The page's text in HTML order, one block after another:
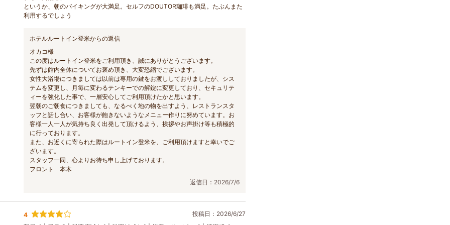
というか、朝のバイキングが大満足。セルフのDOUTOR珈琲も満足。たぶんまた
利用するでしょう
ホテルルートイン登米からの返信
オカコ様
この度はルートイン登米をご利用頂き、誠にありがとうございます。
先ずは館内全体についてお褒め頂き、大変恐縮でございます。
女性大浴場につきましては以前は専用の鍵をお渡ししておりましたが、シス
テムを変更し、月毎に変わるテンキーでの解錠に変更しており、セキュリテ
ィーを強化した事で、一層安心してご利用頂けたかと思います。
翌朝のご朝食につきましても、なるべく地の物を出すよう、レストランスタ
ッフと話し合い、お客様が飽きないようなメニュー作りに努めています。お
客様一人一人が気持ち良く出発して頂けるよう、挨拶やお声掛け等も積極的
に行っております。
また、お近くに寄られた際はルートイン登米を、ご利用頂けますと幸いでご
ざいます。
スタッフ一同、心よりお待ち申し上げております。
フロント 本木
返信日：2026/7/6
4
投稿日：2026/6/27